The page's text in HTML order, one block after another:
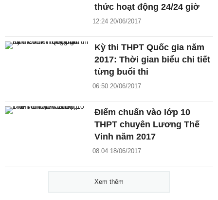
thức hoạt động 24/24 giờ
12:24 20/06/2017
Kỳ thi THPT Quốc gia năm
2017: Thời gian biểu chi tiết
từng buổi thi
06:50 20/06/2017
Điểm chuẩn vào lớp 10
THPT chuyên Lương Thế
Vinh năm 2017
08:04 18/06/2017
Xem thêm